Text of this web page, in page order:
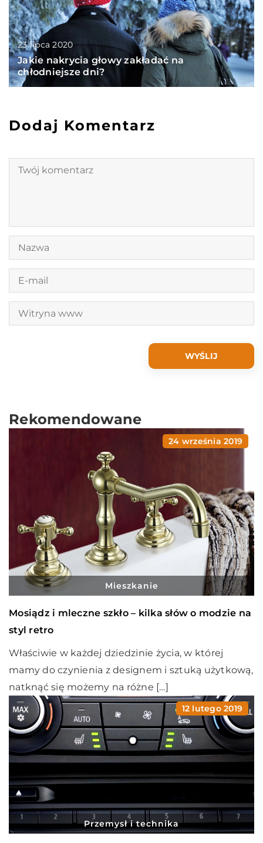
23 lipca 2020
Jakie nakrycia głowy zakładać na
chłodniejsze dni?
Dodaj Komentarz
Rekomendowane
24 września 2019
Mieszkanie
Mosiądz i mleczne szkło – kilka słów o modzie na
styl retro
Właściwie w każdej dziedzinie życia, w której
mamy do czynienia z designem i sztuką użytkową,
natknąć się możemy na różne […]
12 lutego 2019
Przemysł i technika